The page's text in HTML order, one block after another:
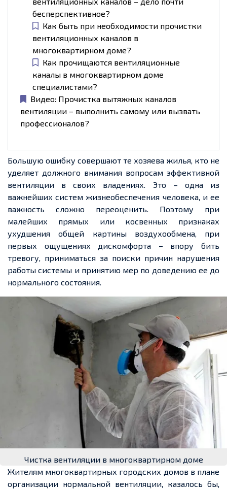
бесперспективное?
Как быть при необходимости прочистки
вентиляционных каналов в
многоквартирном доме?
Как прочищаются вентиляционные
каналы в многоквартирном доме
специалистами?
Видео: Прочистка вытяжных каналов
вентиляции – выполнить самому или вызвать
профессионалов?
Большую ошибку совершают те хозяева жилья, кто не
уделяет должного внимания вопросам эффективной
вентиляции в своих владениях. Это – одна из
важнейших систем жизнеобеспечения человека, и ее
важность сложно переоценить. Поэтому при
малейших прямых или косвенных признаках
ухудшения общей картины воздухообмена, при
первых ощущениях дискомфорта – впору бить
тревогу, приниматься за поиски причин нарушения
работы системы и принятию мер по доведению ее до
нормального состояния.
Чистка вентиляции в многоквартирном доме
Жителям многоквартирных городских домов в плане
организации нормальной вентиляции, казалось бы,